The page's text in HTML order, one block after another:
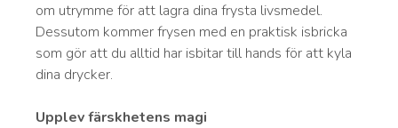
om utrymme för att lagra dina frysta livsmedel.
Dessutom kommer frysen med en praktisk isbricka
som gör att du alltid har isbitar till hands för att kyla
dina drycker.
Upplev färskhetens magi